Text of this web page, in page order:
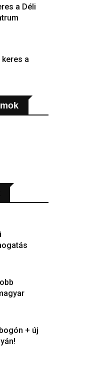
a Déli
a
+ új